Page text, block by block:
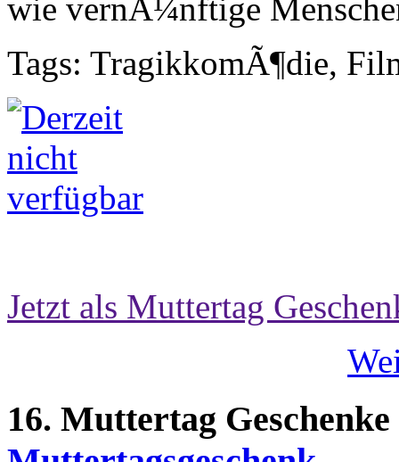
wie vernÃ¼nftige
Tags: TragikkomÃ¶die,
Jetzt als Muttertag
16. Muttertag